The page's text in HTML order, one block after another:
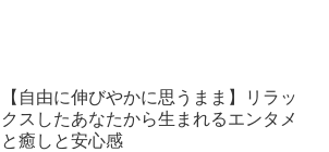
【自由に伸びやかに思うまま】リラッ
クスしたあなたから生まれるエンタメ
と癒しと安心感